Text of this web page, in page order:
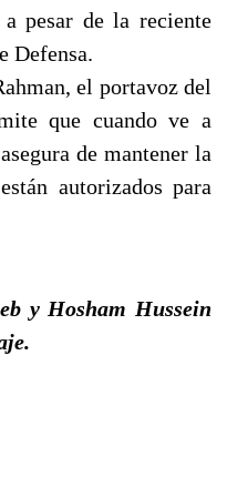
pesar de la reciente
Defensa.
el portavoz del
que cuando ve a
de mantener la
autorizados para
y Hosham Hussein